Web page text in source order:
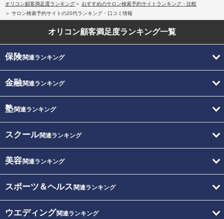
オリコン顧客満足度ランキング
おすすめのサロン検索予約サイトランキング・比較
サロン検索予約サイトの20代ランキング・口コミ情報
オリコン顧客満足度ランキング一覧
保険関連ランキング
金融関連ランキング
塾関連ランキング
スクール関連ランキング
美容関連ランキング
スポーツ＆ヘルス 関連ランキング
ウエディング関連ランキング